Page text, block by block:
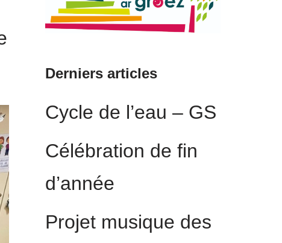
Derniers articles
Cycle de l’eau – GS
Célébration de fin
d’année
Projet musique des